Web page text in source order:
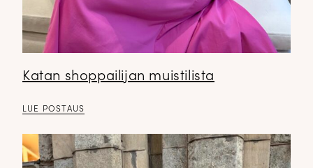
Katan shoppailijan muistilista
LUE POSTAUS